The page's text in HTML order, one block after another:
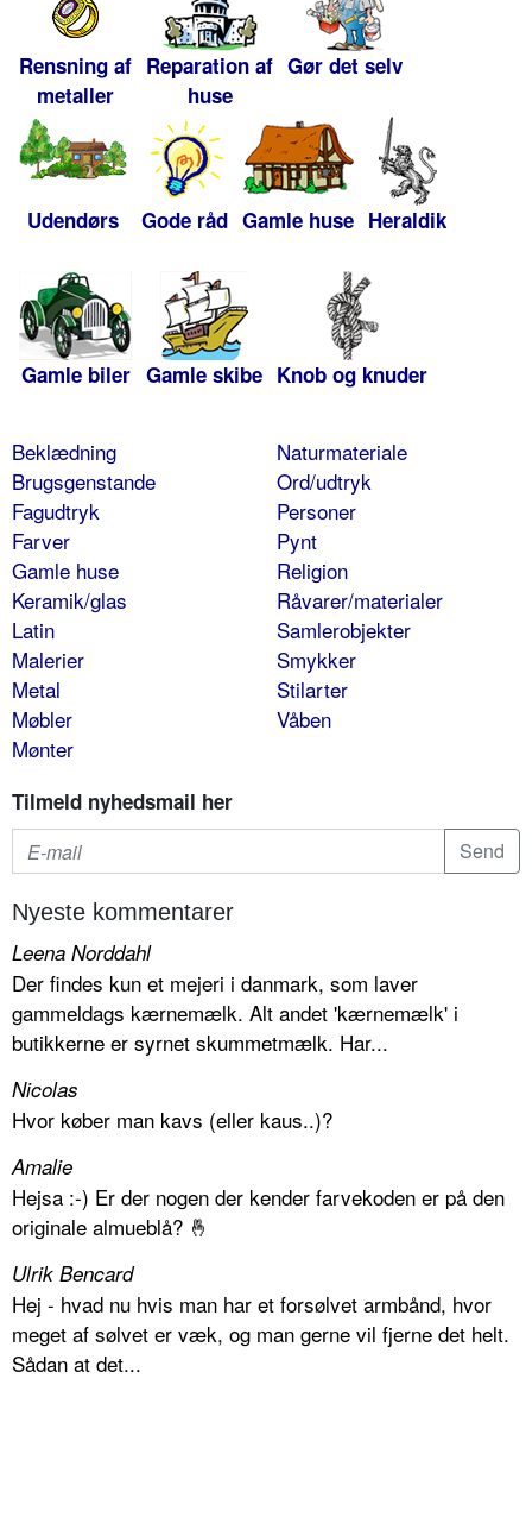
Rensning af
metaller
Reparation af
huse
Gør det selv
Udendørs Gode råd Gamle huse Heraldik
Gamle biler Gamle skibe Knob og knuder
Beklædning
Brugsgenstande
Fagudtryk
Farver
Gamle huse
Keramik/glas
Latin
Malerier
Metal
Møbler
Mønter
Naturmateriale
Ord/udtryk
Personer
Pynt
Religion
Råvarer/materialer
Samlerobjekter
Smykker
Stilarter
Våben
Tilmeld nyhedsmail her
Nyeste kommentarer
Leena Norddahl
Der findes kun et mejeri i danmark, som laver
gammeldags kærnemælk. Alt andet 'kærnemælk' i
butikkerne er syrnet skummetmælk. Har...
Nicolas
Hvor køber man kavs (eller kaus..)?
Amalie
Hejsa :-) Er der nogen der kender farvekoden er på den
originale almueblå? 🤞
Ulrik Bencard
Hej - hvad nu hvis man har et forsølvet armbånd, hvor
meget af sølvet er væk, og man gerne vil fjerne det helt.
Sådan at det...